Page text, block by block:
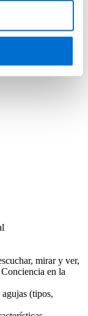
Sistema Fascial
las Emociones
mirar y ver,
en la
(tipos,